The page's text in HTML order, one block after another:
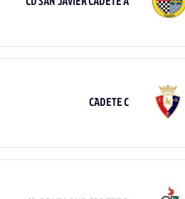
CADETE C